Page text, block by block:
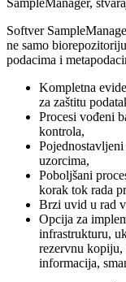
Softver
ne samo
podacima i
Kompletna
za zaštitu
Procesi vođeni
kontrola,
uzorcima,
Poboljšani
korak tok rada
Brzi uvid u rad
Opcija za
infrastrukturu,
rezervnu kopiju,
informacija,